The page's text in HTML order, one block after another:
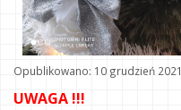
Opublikowano: 10 grudzień 2021
UWAGA !!!